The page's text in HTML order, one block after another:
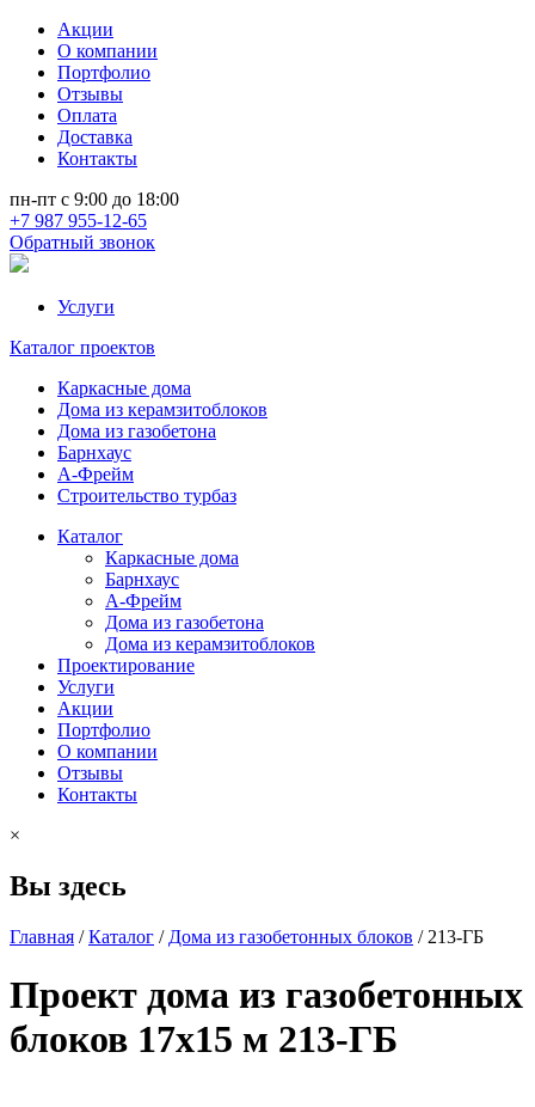
Акции
О компании
Портфолио
Отзывы
Оплата
Доставка
Контакты
пн-пт с 9:00 до 18:00
+7 987 955-12-65
Обратный звонок
Услуги
Каталог проектов
Каркасные дома
Дома из керамзитоблоков
Дома из газобетона
Барнхаус
А-Фрейм
Строительство турбаз
Каталог
Каркасные дома
Барнхаус
А-Фрейм
Дома из газобетона
Дома из керамзитоблоков
Проектирование
Услуги
Акции
Портфолио
О компании
Отзывы
Контакты
×
Вы здесь
Главная / Каталог / Дома из газобетонных блоков / 213-ГБ
Проект дома из газобетонных
блоков 17x15 м 213-ГБ